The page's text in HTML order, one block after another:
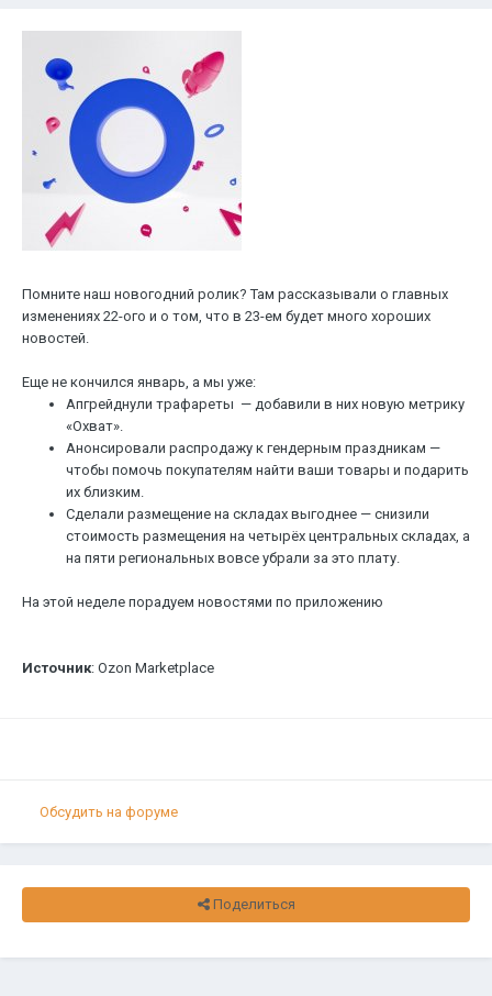
Помните наш новогодний ролик? Там рассказывали о главных
изменениях 22-ого и о том, что в 23-ем будет много хороших
новостей.
Еще не кончился январь, а мы уже:
Апгрейднули трафареты — добавили в них новую метрику
«Охват».
Анонсировали распродажу к гендерным праздникам —
чтобы помочь покупателям найти ваши товары и подарить
их близким.
Cделали размещение на складах выгоднее — cнизили
стоимость размещения на четырёх центральных складах, а
на пяти региональных вовсе убрали за это плату.
На этой неделе порадуем новостями по приложению
Источник: Ozon Marketplace
Обсудить на форуме
Поделиться